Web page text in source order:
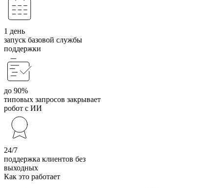
1 день
запуск базовой службы
поддержки
до 90%
типовых запросов закрывает
робот с ИИ
24/7
поддержка клиентов без
выходных
Как это работает